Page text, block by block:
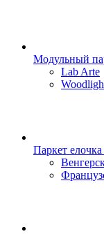
Модульный
Lab Arte
Паркет елочка